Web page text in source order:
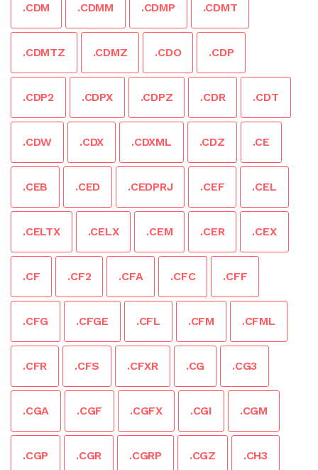
.CDM .CDMM .CDMP .CDMT
.CDMTZ .CDMZ .CDO .CDP
.CDP2 .CDPX .CDPZ .CDR .CDT
.CDW .CDX .CDXML .CDZ .CE
.CEB .CED .CEDPRJ .CEF .CEL
.CELTX .CELX .CEM .CER .CEX
.CF .CF2 .CFA .CFC .CFF
.CFG .CFGE .CFL .CFM .CFML
.CFR .CFS .CFXR .CG .CG3
.CGA .CGF .CGFX .CGI .CGM
.CGP .CGR .CGRP .CGZ .CH3